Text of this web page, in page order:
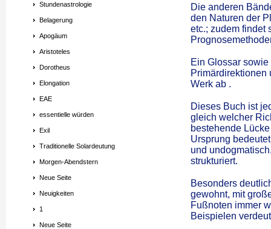
Stundenastrologie
Belagerung
Apogäum
Aristoteles
Dorotheus
Elongation
EAE
essentielle würden
Exil
Traditionelle Solardeutung
Morgen-Abendstern
Neue Seite
Neuigkeiten
1
Neue Seite
Die anderen
den Naturen der
etc.; zudem findet
Ein Glossar
Primärdirektionen
Werk ab .
Dieses Buch ist
gleich welcher
bestehende
Ursprung
und
strukturiert.
Besonders
gewohnt, mit
Fußnoten immer
Beispielen